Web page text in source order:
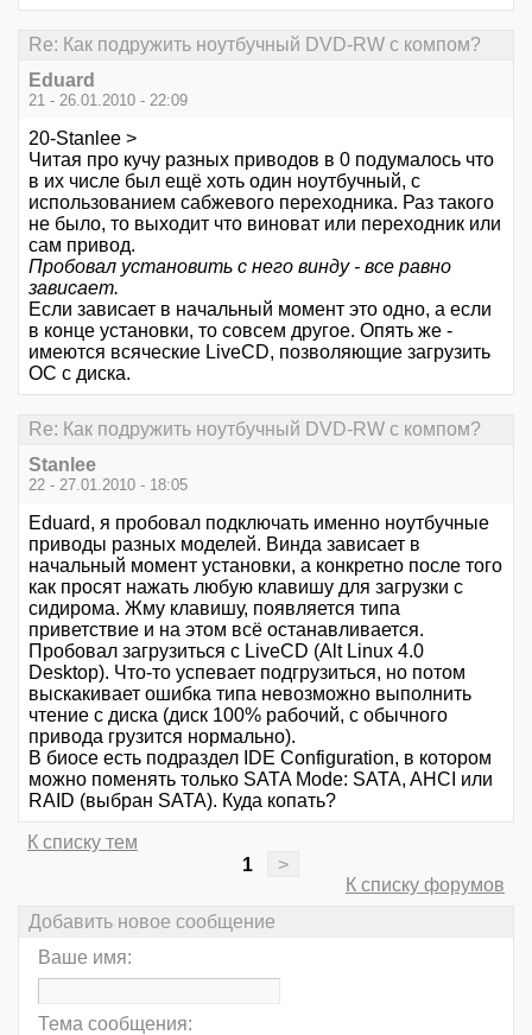
Re: Как подружить ноутбучный DVD-RW с компом?
Eduard
21 - 26.01.2010 - 22:09
20-Stanlee >
Читая про кучу разных приводов в 0 подумалось что
в их числе был ещё хоть один ноутбучный, с
использованием сабжевого переходника. Раз такого
не было, то выходит что виноват или переходник или
сам привод.
Пробовал установить с него винду - все равно
зависает.
Если зависает в начальный момент это одно, а если
в конце установки, то совсем другое. Опять же -
имеются всяческие LiveCD, позволяющие загрузить
ОС с диска.
Re: Как подружить ноутбучный DVD-RW с компом?
Stanlee
22 - 27.01.2010 - 18:05
Eduard, я пробовал подключать именно ноутбучные
приводы разных моделей. Винда зависает в
начальный момент установки, а конкретно после того
как просят нажать любую клавишу для загрузки с
сидирома. Жму клавишу, появляется типа
приветствие и на этом всё останавливается.
Пробовал загрузиться с LiveCD (Alt Linux 4.0
Desktop). Что-то успевает подгрузиться, но потом
выскакивает ошибка типа невозможно выполнить
чтение с диска (диск 100% рабочий, с обычного
привода грузится нормально).
В биосе есть подраздел IDE Configuration, в котором
можно поменять только SATA Mode: SATA, AHCI или
RAID (выбран SATA). Куда копать?
К списку тем
1
>
К списку форумов
Добавить новое сообщение
Ваше имя:
Тема сообщения: